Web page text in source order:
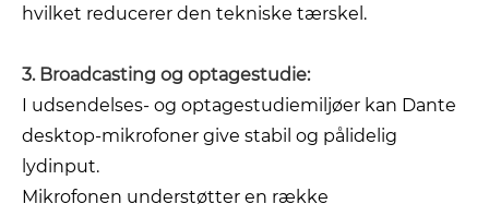
hvilket reducerer den tekniske tærskel.
3. Broadcasting og optagestudie:
I udsendelses- og optagestudiemiljøer kan Dante
desktop-mikrofoner give stabil og pålidelig
lydinput.
Mikrofonen understøtter en række